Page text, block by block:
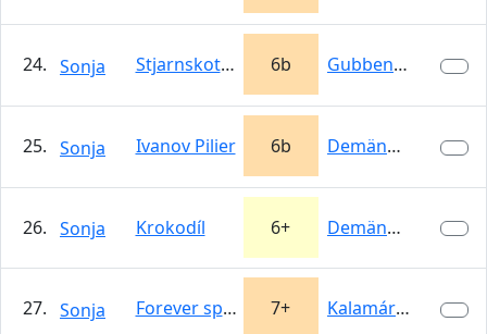
24. Sonja Stjarnskotten 6b Gubben i Berget
25. Sonja Ivanov Pilier 6b Demänovská…
26. Sonja Krokodíl 6+ Demänovská…
27. Sonja Forever spoony 7+ Kalamárka